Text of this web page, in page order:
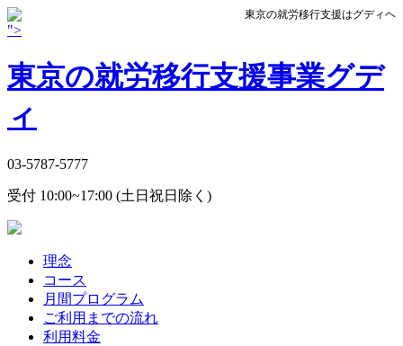
東京の就労移行支援はグディヘ
">
東京の就労移行支援事業グデ
ィ
03-5787-5777
受付 10:00~17:00 (土日祝日除く)
理念
コース
月間プログラム
ご利用までの流れ
利用料金